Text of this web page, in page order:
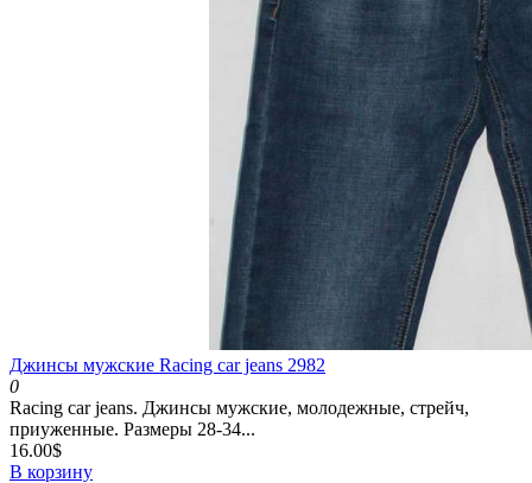
Джинсы мужские Racing car jeans 2982
0
Racing car jeans. Джинсы мужские, молодежные, стрейч,
приуженные. Размеры 28-34...
16.00$
В корзину